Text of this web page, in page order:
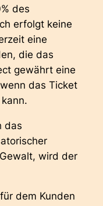
des
erfolgt keine
eine
die das
gewährt eine
das Ticket
das
wird der
dem Kunden